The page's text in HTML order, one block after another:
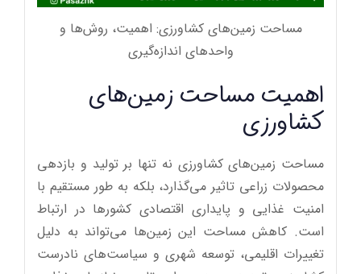
مساحت زمین‌های کشاورزی: اهمیت، روش‌ها و
واحدهای اندازه‌گیری
اهمیت مساحت زمین‌های
کشاورزی
مساحت زمین‌های کشاورزی نه تنها بر تولید و بازدهی
محصولات زراعی تاثیر می‌گذارد، بلکه به طور مستقیم با
امنیت غذایی و پایداری اقتصادی کشورها در ارتباط
است. کاهش مساحت این زمین‌ها می‌تواند به دلیل
تغییرات اقلیمی، توسعه شهری و سیاست‌های نادرست